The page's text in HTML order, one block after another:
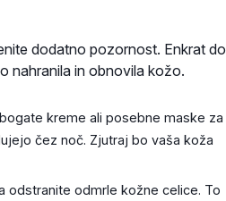
dodatno pozornost. Enkrat do
nahranila in obnovila kožo.
kreme ali posebne maske za
čez noč. Zjutraj bo vaša koža
odstranite odmrle kožne celice. To